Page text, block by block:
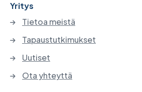
Yritys
Tietoa meistä
Tapaustutkimukset
Uutiset
Ota yhteyttä